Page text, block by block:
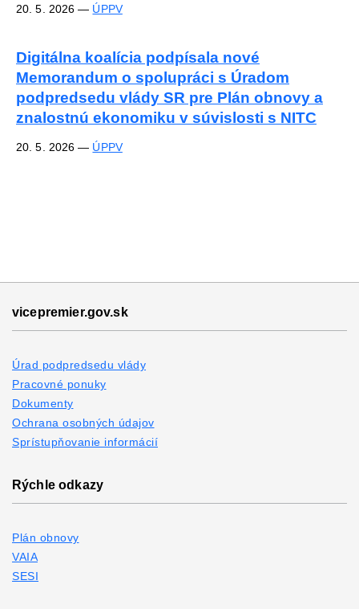
20. 5. 2026 — ÚPPV
Digitálna koalícia podpísala nové
Memorandum o spolupráci s Úradom
podpredsedu vlády SR pre Plán obnovy a
znalostnú ekonomiku v súvislosti s NITC
20. 5. 2026 — ÚPPV
vicepremier.gov.sk
Úrad podpredsedu vlády
Pracovné ponuky
Dokumenty
Ochrana osobných údajov
Sprístupňovanie informácií
Rýchle odkazy
Plán obnovy
VAIA
SESI